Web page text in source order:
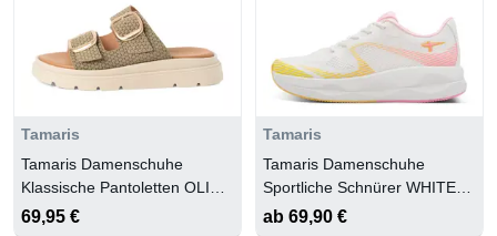
Tamaris
Tamaris Damenschuhe
Klassische Pantoletten OLIVE
STRUCTURE
69,95 €
Tamaris
Tamaris Damenschuhe
Sportliche Schnürer WHITE
COMB
ab 69,90 €